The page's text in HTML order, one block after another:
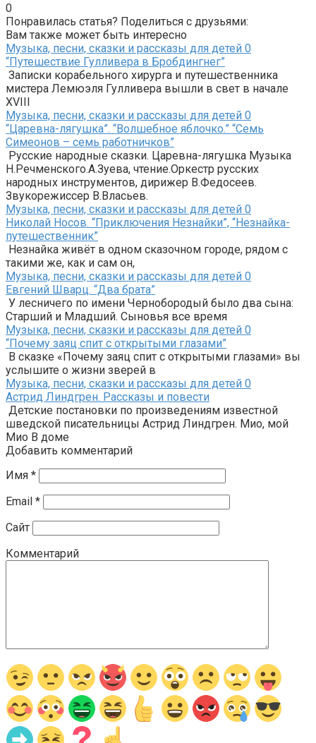
0
Понравилась статья? Поделиться с друзьями:
Вам также может быть интересно
Музыка, песни, сказки и рассказы для детей 0
“Путешествие Гулливера в Бробдингнег”
Записки корабельного хирурга и путешественника
мистера Лемюэля Гулливера вышли в свет в начале
XVIII
Музыка, песни, сказки и рассказы для детей 0
“Царевна-лягушка”. “Волшебное яблочко.” “Семь
Симеонов – семь работничков”
Русские народные сказки. Царевна-лягушка Музыка
Н.Речменского.А.Зуева, чтение.Оркестр русских
народных инструментов, дирижер В.Федосеев.
Звукорежиссер В.Власьев.
Музыка, песни, сказки и рассказы для детей 0
Николай Носов. “Приключения Незнайки”, “Незнайка-
путешественник”
Незнайка живёт в одном сказочном городе, рядом с
такими же, как и сам он,
Музыка, песни, сказки и рассказы для детей 0
Евгений Шварц. “Два брата”
У лесничего по имени Чернобородый было два сына:
Старший и Младший. Сыновья все время
Музыка, песни, сказки и рассказы для детей 0
“Почему заяц спит с открытыми глазами”
В сказке «Почему заяц спит с открытыми глазами» вы
услышите о жизни зверей в
Музыка, песни, сказки и рассказы для детей 0
Астрид Линдгрен. Рассказы и повести
Детские постановки по произведениям известной
шведской писательницы Астрид Линдгрен. Мио, мой
Мио В доме
Добавить комментарий
Имя *
Email *
Сайт
Комментарий